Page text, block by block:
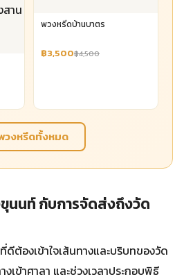
พวงหรีดบ้านบาตร
฿3,500฿4,500
วงหรีดทั้งหมด
นนท์ กับการจัดส่งถึงวัด
ต้องเข้าใจเส้นทางและบริบทของวัด
เข้าศาลา และช่วงเวลาประกอบพิธี